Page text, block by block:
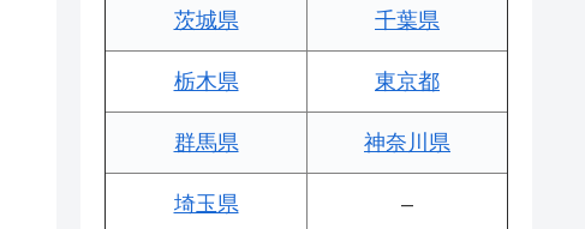
茨城県 千葉県
栃木県 東京都
群馬県 神奈川県
埼玉県 –